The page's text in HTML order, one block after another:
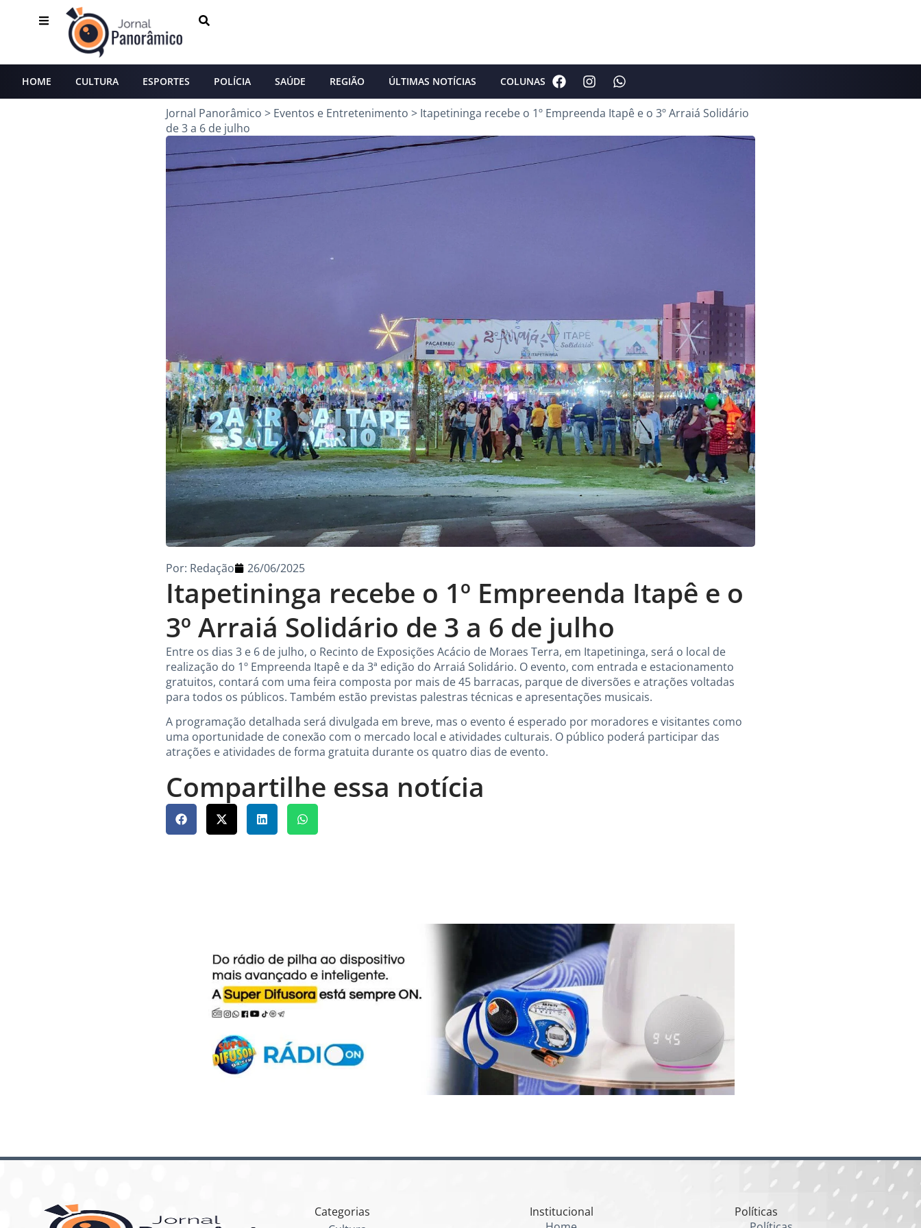
HOME CULTURA ESPORTES POLÍCIA SAÚDE REGIÃO ÚLTIMAS NOTÍCIAS COLUNAS
Jornal Panorâmico > Eventos e Entretenimento > Itapetininga recebe o 1º Empreenda Itapê e o 3º Arraiá Solidário
de 3 a 6 de julho
Itapetininga recebe o 1º Empreenda Itapê e o
3º Arraiá Solidário de 3 a 6 de julho
Por: Redação 26/06/2025
Entre os dias 3 e 6 de julho, o Recinto de Exposições Acácio de Moraes Terra, em Itapetininga, será o local de
realização do 1º Empreenda Itapê e da 3ª edição do Arraiá Solidário. O evento, com entrada e estacionamento
gratuitos, contará com uma feira composta por mais de 45 barracas, parque de diversões e atrações voltadas
para todos os públicos. Também estão previstas palestras técnicas e apresentações musicais.
A programação detalhada será divulgada em breve, mas o evento é esperado por moradores e visitantes como
uma oportunidade de conexão com o mercado local e atividades culturais. O público poderá participar das
atrações e atividades de forma gratuita durante os quatro dias de evento.
Compartilhe essa notícia
Categorias
Institucional
Políticas